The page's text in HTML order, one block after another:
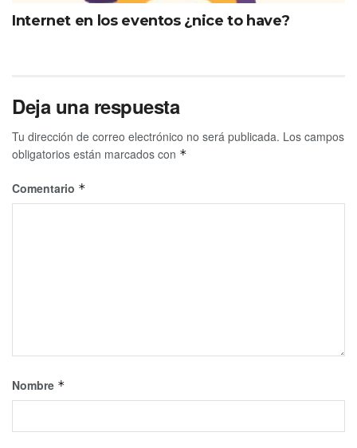
Internet en los eventos ¿nice to have?
Deja una respuesta
Tu dirección de correo electrónico no será publicada. Los campos
obligatorios están marcados con *
Comentario *
Nombre *